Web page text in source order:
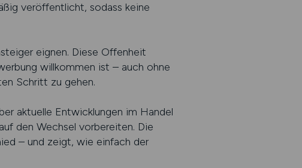
veröffentlicht, sodass keine
eignen. Diese Offenheit
willkommen ist – auch ohne
Schritt zu gehen.
aktuelle Entwicklungen im Handel
den Wechsel vorbereiten. Die
– und zeigt, wie einfach der